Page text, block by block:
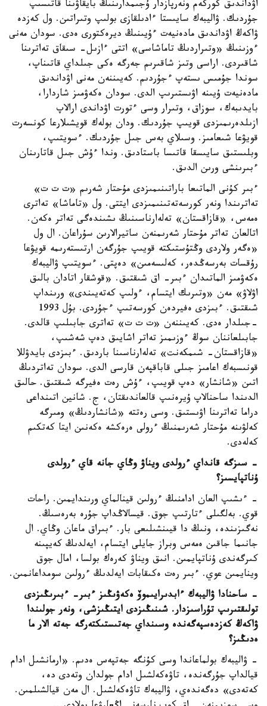
اۋداندىق كوركەم ونەرپازدار ۇجىمدارىنىڭ بايقاۋىنا قاتىسىپ
جۇردىك. ۋاليبەك سايىستا ءادىلقازى بولىپ وتىراتىن. ول كەزدە
ۋاكەڭ اۋداندىق مادەنيەت ءۇيىنىڭ ديرەكتورى ەدى. سودان مەنى
ءوزىنىڭ «وتىراردىڭ تاماشاسى» اتتى ءازىل- سىقاق تەاترىنا
شاقىردى. اراسى وتىز شاقىرىم جەرگە ەكى جىلداي قاتىناپ،
سوندا جۇمىس ىستەپ ءجۇردىم. كەيىننەن مەنى اۋداندىق
مادەنيەت ۇيىنە اۋىستىرىپ الدى. سودان ەكەۋمىز شاردارا،
بايدىبەك، سوزاق، وتىرار وسى ءتورت اۋداندى ارالاپ
ازىلدەرىمىزدى قويىپ جۇردىك. ودان بولەك قويشىلارعا كونسەرت
قويۋعا شىعامىز. وسىلاي بەس جىل جۇردىك. ءسويتىپ،
وبلىستىق سايىسقا قاتىسا باستادىق. وندا ءۇش جىل قاتارىنان
ءبىرىنشى ورىن الدىق.
ءبىر كۇنى الماتىعا باراتىنىمىزدى مۇحتار شەرىم «ت ت ت»
تەاترىندا ونەر كورسەتەتىنىمىزدى ايتتى. ول «تاماشا» تەاترى
ەمەس، «قازاقستان» تەلەارناسىنىڭ ىشىندەگى تەاتر ەكەن.
اتالعان تەاتر مۇحتار شەرىمنەن ساتيرالارىن سۇراعان. ال ول
«ەگەر ولاردى وڭتۇستىكتە قويىپ جۇرگەن ارتىستەرىمە قويۋعا
رۇقسات بەرسەڭدەر، كەلىسەمىن» دەپتى. ءسويتىپ ۋاليبەك
ەكەۋمىز الماتىدان ءبىر- اق شىقتىق. «قوشقار اتادان بالىق
اۋلاۋ» مەن «وتىرىك ايتسام، ءولىپ كەتەيىندى» ورىنداپ
شىقتىق. ءبىزدى ەفيردەن كورسەتىپ ءجۇردى. بۇل 1993
-جىلدار ەدى. كەيىننەن «ت ت ت» تەاترى جابىلىپ قالدى.
جابىلعاننان سوڭ ءوزىمىز تەاتر اشايىق دەپ شەشىپ،
«قازاقستان- شىمكەنت» تەلەارناسىنا باردىق. ءبىزدى بايدۋللا
قونىسبەك اعامىز جىلى قاباقپەن قارسى الدى. سودان تەاتردىڭ
اتىن «شانشار» دەپ قويىپ، ءۇش رەت ەفيرگە شىقتىق. حالىق
الدىندا ساحنالاپ ۇيرەنىپ قالعاندىقتان، ج. شانين اتىنداعى
دراما تەاترىنا اۋىستىق. وسى رەتتە «شانشاردىڭ» ومىرگە
كەلۋىنە مۇحتار شەرىمنىڭ ءرولى ەرەكشە ەكەنىن ايتا كەتكىم
كەلەدى.
- سىزگە قانداي ءرولدى ويناۋ وڭاي جانە قاي ءرولدى
ۇناتپايسىز؟
- ءىشىپ العان ادامنىڭ ءرولىن قينالماي ورىندايمىن. راحات
قوي. بەلگىلى ءتارتىپ جوق. قيسالاڭداپ جۇرە بەرەسىڭ.
نەگىزىندە، ونىڭ دا قيىنشىلىعى بار. ءبىراق ماعان وڭاي. ال
جانىما جاقىن ەمەس وبراز جايلى ايتسام، ايەلدىڭ كەيپىنە
كىرگەندى ۇناتپايمىن. انىق ويناۋ كەرەك بولسا، امال جوق
وينايمىن عوي. ءبىر رەت ەكىقابات ايەلدىڭ ءرولىن سومداعانمىن.
- ساحنادا ۋاليبەك ءابدىرايىموۆ ەكەۋىڭىز ءبىر- ءبىرىڭىزدى
تولىقتىرىپ تۇراسىزدار. شىنىڭىزدى ايتىڭىزشى، ونەر جولىندا
ۋاكەڭ كەزدەسپەگەندە وسىنداي جەتىستىكتەرگە جەتە الار ما
ەدىڭىز؟
- ۋاليبەك بولماعاندا وسى كۇنگە جەتپەس ەدىم. «ارمانشىل ادام
قيالداپ جۇرگەندە، تاۋەكەلشىل ادام جولدان وتەدى دە،
كەتەدى» دەگەندەي، ۋاليبەك تاۋەكەلشىل. ال مەن قيالشىلمىن.